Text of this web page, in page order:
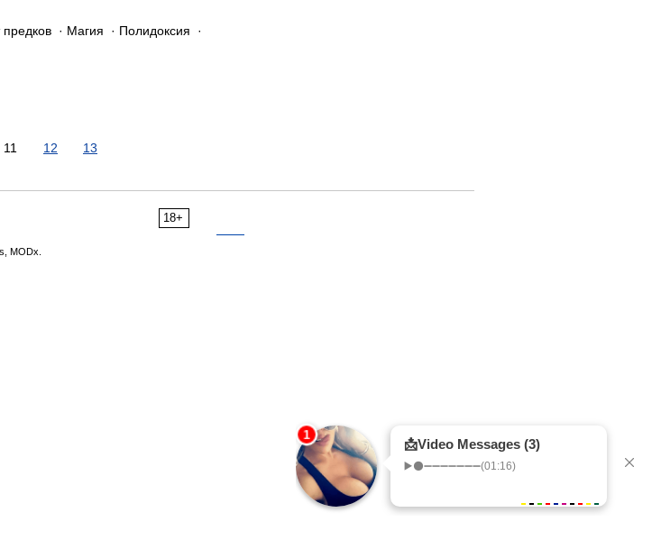
· Магия · Полидоксия ·
11 12 13
18+
MODx.